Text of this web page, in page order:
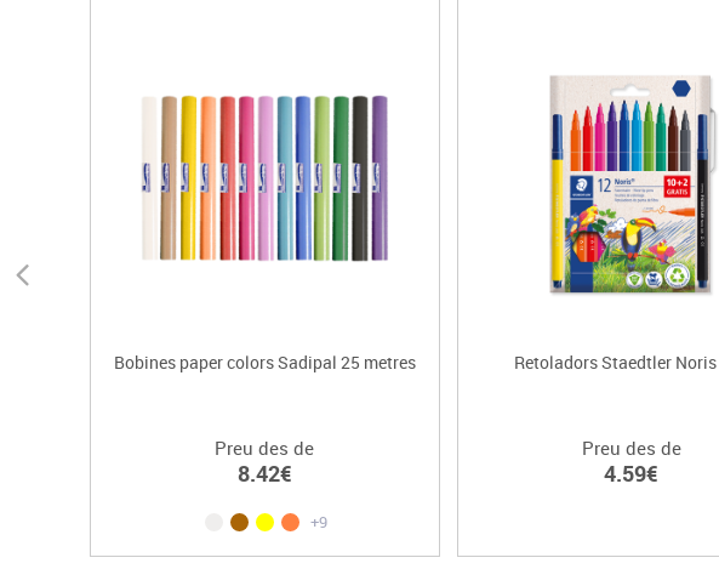
Bobines paper colors Sadipal 25 metres
Preu des de
8.42€
+9
Retoladors Staedtler
Preu des de
4.59€